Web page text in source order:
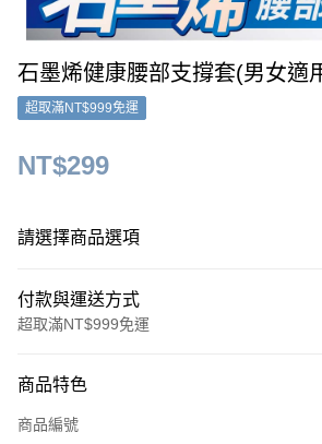
石墨烯健康腰部支撐套(男女適
超取滿NT$999免運
NT$299
請選擇商品選項
付款與運送方式
超取滿NT$999免運
信用卡一次付款
超商取貨付款
商品特色
商品編號